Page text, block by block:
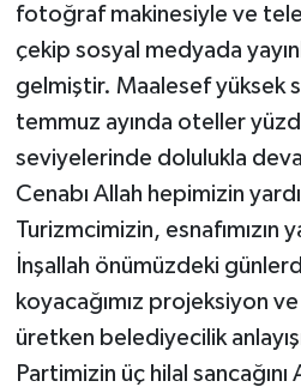
fotoğraf makinesiyle ve
çekip sosyal medyada
gelmiştir. Maalesef yüksek
temmuz ayında oteller
seviyelerinde dolulukla
Cenabı Allah hepimizin
Turizmcimizin, esnafımızın
İnşallah önümüzdeki
koyacağımız projeksiyon
üretken belediyecilik
Partimizin üç hilal sancağını